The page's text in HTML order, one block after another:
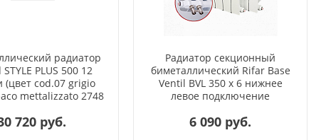
радиатор
PLUS 500 12
(цвет cod.07 grigio
mettalizzato 2748
720 руб.
Радиатор секционный
биметаллический Rifar Base
Ventil BVL 350 x 6 нижнее
левое подключение
6 090 руб.